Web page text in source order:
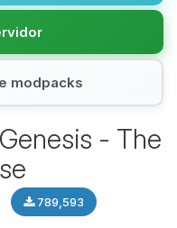
modpacks
- The
789,593